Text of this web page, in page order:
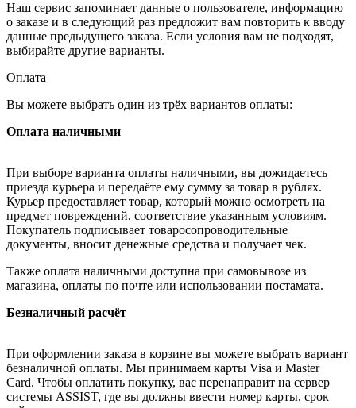
Наш сервис запоминает данные о пользователе, информацию
о заказе и в следующий раз предложит вам повторить к вводу
данные предыдущего заказа. Если условия вам не подходят,
выбирайте другие варианты.
Оплата
Вы можете выбрать один из трёх вариантов оплаты:
Оплата наличными
При выборе варианта оплаты наличными, вы дожидаетесь
приезда курьера и передаёте ему сумму за товар в рублях.
Курьер предоставляет товар, который можно осмотреть на
предмет повреждений, соответствие указанным условиям.
Покупатель подписывает товаросопроводительные
документы, вносит денежные средства и получает чек.
Также оплата наличными доступна при самовывозе из
магазина, оплаты по почте или использовании постамата.
Безналичный расчёт
При оформлении заказа в корзине вы можете выбрать вариант
безналичной оплаты. Мы принимаем карты Visa и Master
Card. Чтобы оплатить покупку, вас перенаправит на сервер
системы ASSIST, где вы должны ввести номер карты, срок